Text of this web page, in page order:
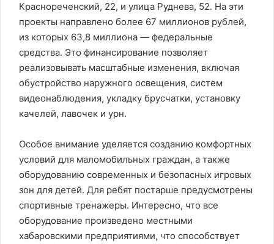
Краснореченский, 22, и улица Руднева, 52. На эти
проекты направлено более 67 миллионов рублей,
из которых 63,8 миллиона — федеральные
средства. Это финансирование позволяет
реализовывать масштабные изменения, включая
обустройство наружного освещения, систем
видеонаблюдения, укладку брусчатки, установку
качелей, лавочек и урн.
Особое внимание уделяется созданию комфортных
условий для маломобильных граждан, а также
оборудованию современных и безопасных игровых
зон для детей. Для ребят постарше предусмотрены
спортивные тренажеры. Интересно, что все
оборудование произведено местными
хабаровскими предприятиями, что способствует